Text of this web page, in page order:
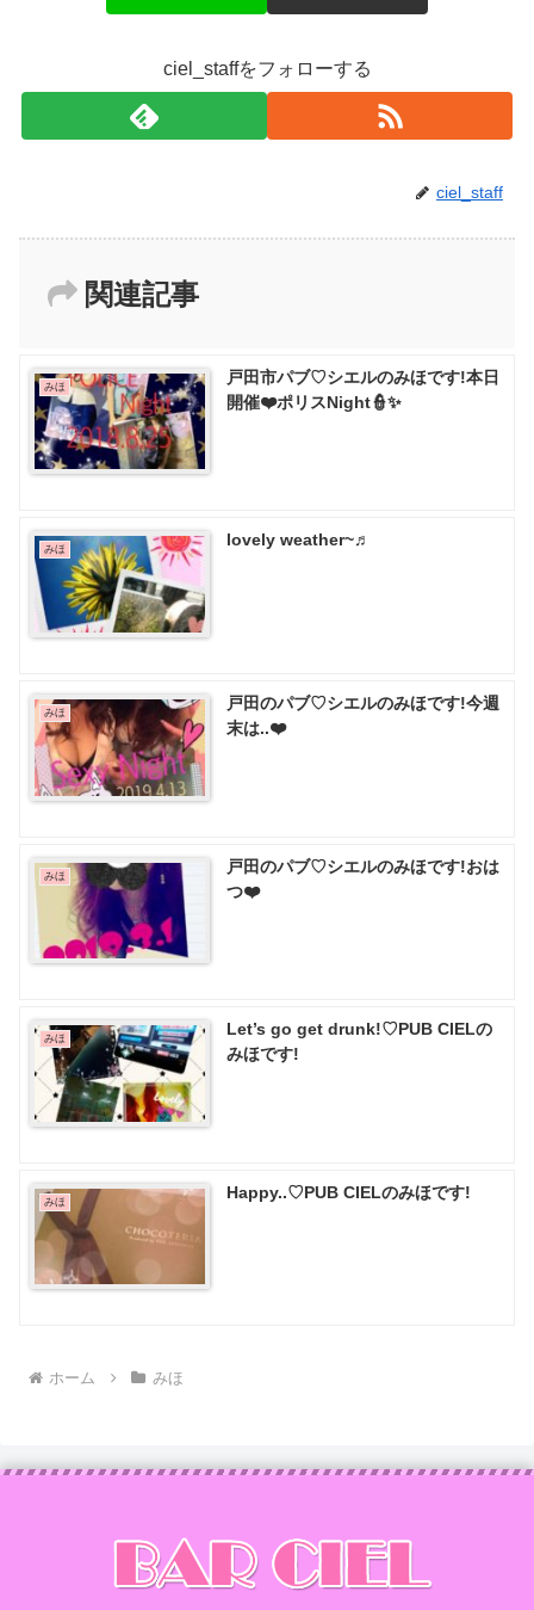
ciel_staffをフォローする
ciel_staff
関連記事
みほ
戸田市パブ♡ シエルのみほです!本日
開催❤️ポリスNight👮✨
みほ lovely weather~♬
みほ
戸田のパブ♡ シエルのみほです!今週
末は..❤️
みほ
戸田のパブ♡ シエルのみほです!おは
つ❤️
みほ
Let’s go get drunk!♡PUB CIELの
みほです!
みほ Happy..♡PUB CIELのみほです!
ホーム みほ